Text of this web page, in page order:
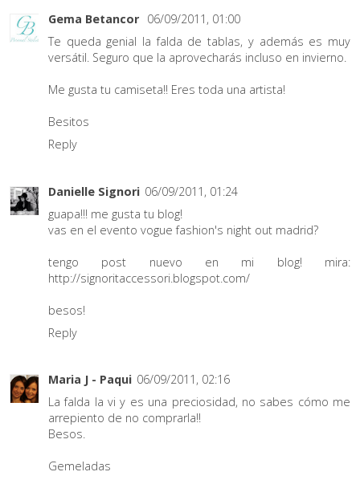
Gema Betancor 06/09/2011, 01:00
Te queda genial la falda de tablas, y además es muy
versátil. Seguro que la aprovecharás incluso en invierno.
Me gusta tu camiseta!! Eres toda una artista!
Besitos
Reply
Danielle Signori 06/09/2011, 01:24
guapa!!! me gusta tu blog!
vas en el evento vogue fashion's night out madrid?
tengo post nuevo en mi blog! mira:
http://signoritaccessori.blogspot.com/
besos!
Reply
Maria J - Paqui 06/09/2011, 02:16
La falda la vi y es una preciosidad, no sabes cómo me
arrepiento de no comprarla!!
Besos.
Gemeladas